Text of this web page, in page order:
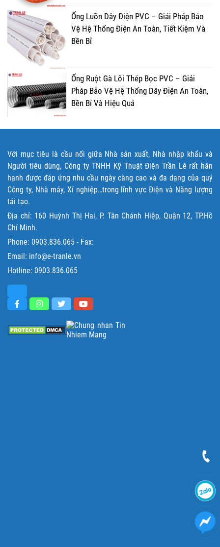
Ống Luồn Dây Điện PVC – Giải Pháp Bảo
Vệ Hệ Thống Điện An Toàn, Tiết Kiệm Và
Bền Bỉ
Ống Ruột Gà Lõi Thép Bọc PVC – Giải
Pháp Bảo Vệ Hệ Thống Dây Điện An Toàn,
Bền Bỉ Và Hiệu Quả
Với mục tiêu là cầu nối giữa Nhà sản xuất, Nhà nhập khẩu và
Người tiêu dùng, Công ty TNHH Kỹ Thuật Điện Trần Lê rất hân
hạnh được đáp ứng nhu cầu ngày càng cao và đa dạng của quý
Công ty, Nhà máy, Xí nghiệp…trong lĩnh vực Điện và Năng lượng
tái tạo.
Địa chỉ: 160 Huỳnh Thị Hai, P. Tân Chánh Hiệp, Quận 12, TP.Hồ
Chí Minh.
Phone: 0903.836.065 - Fax:
Email: info@e-tranle.vn
Hotline: 0903.836.065